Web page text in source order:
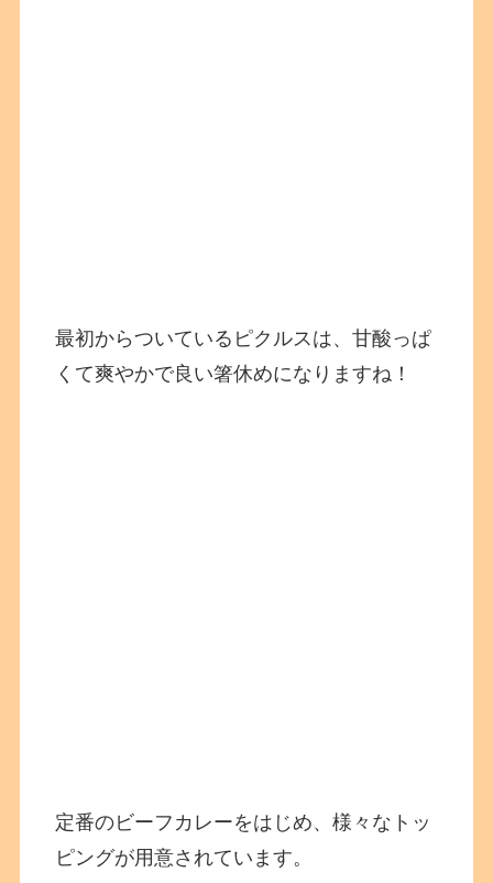
最初からついているピクルスは、甘酸っぱ
くて爽やかで良い箸休めになりますね！
定番のビーフカレーをはじめ、様々なトッ
ピングが用意されています。